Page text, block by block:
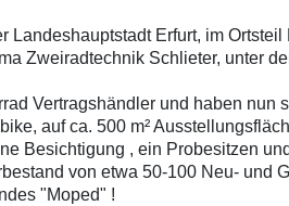
Landeshauptstadt Erfurt, im
Zweiradtechnik Schlieter, unter
Vertragshändler und haben
auf ca. 500 m²
Besichtigung , ein Probesitzen
von etwa 50-100 Neu- und
"Moped" !